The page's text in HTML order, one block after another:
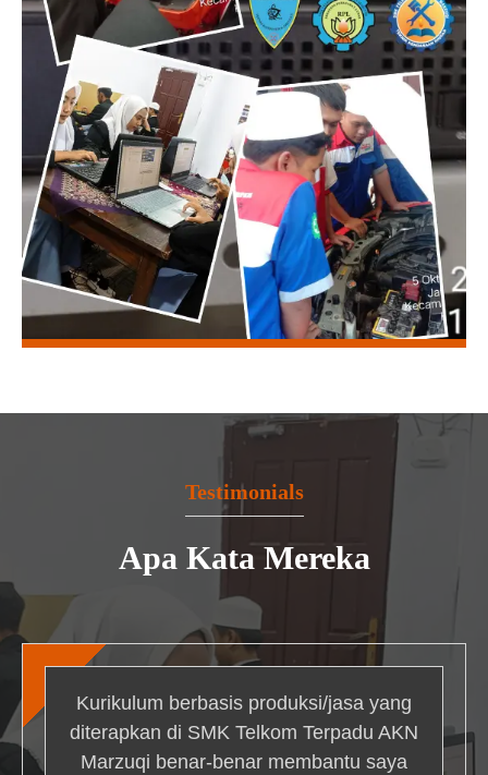
Testimonials
Apa Kata Mereka
Kurikulum berbasis produksi/jasa yang
diterapkan di SMK Telkom Terpadu AKN
Marzuqi benar-benar membantu saya